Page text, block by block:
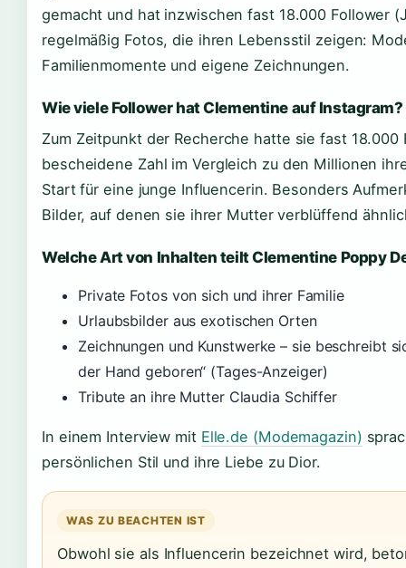
gemacht und hat inzwischen fast 18.000 Follower
regelmäßig Fotos, die ihren Lebensstil zeigen:
Familienmomente und eigene Zeichnungen.
Wie viele Follower hat Clementine auf Instagram?
Zum Zeitpunkt der Recherche hatte sie fast 18.000
bescheidene Zahl im Vergleich zu den Millionen
Start für eine junge Influencerin. Besonders
Bilder, auf denen sie ihrer Mutter verblüffend
Welche Art von Inhalten teilt Clementine Poppy
Private Fotos von sich und ihrer Familie
Urlaubsbilder aus exotischen Orten
Zeichnungen und Kunstwerke – sie beschreibt
der Hand geboren“ (Tages-Anzeiger)
Tribute an ihre Mutter Claudia Schiffer
In einem Interview mit Elle.de (Modemagazin)
persönlichen Stil und ihre Liebe zu Dior.
WAS ZU BEACHTEN IST
Obwohl sie als Influencerin bezeichnet wird,